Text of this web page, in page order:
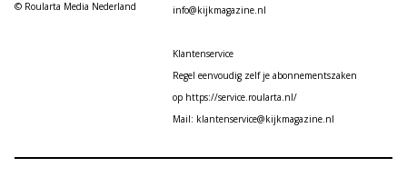
© Roularta Media Nederland
info@kijkmagazine.nl
Klantenservice
Regel eenvoudig zelf je abonnementszaken
op https://service.roularta.nl/
Mail: klantenservice@kijkmagazine.nl